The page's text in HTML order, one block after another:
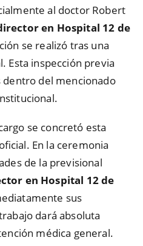
al doctor Robert
en Hospital 12 de
se realizó tras una
Esta inspección previa
dentro del mencionado
se concretó esta
En la ceremonia
de la previsional
en Hospital 12 de
sus
dará absoluta
médica general.